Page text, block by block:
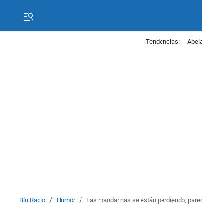
Tendencias:
Blu Radio / Humor / Las mandarinas se están perdiendo,